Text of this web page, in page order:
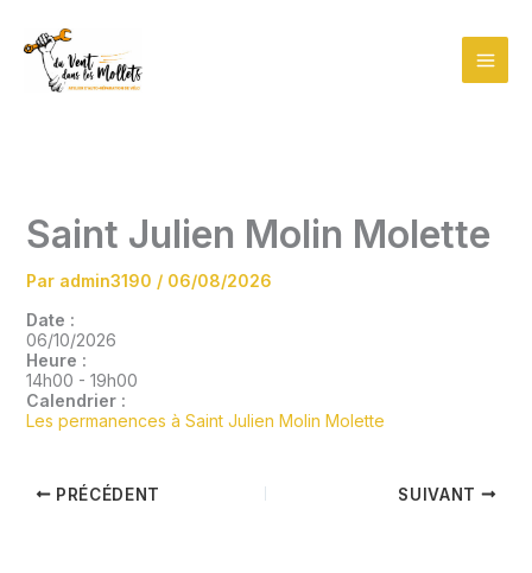
contenu
Saint Julien Molin Molette
Par admin3190 / 06/08/2026
Date :
06/10/2026
Heure :
14h00 - 19h00
Calendrier :
Les permanences à Saint Julien Molin Molette
PRÉCÉDENT SUIVANT